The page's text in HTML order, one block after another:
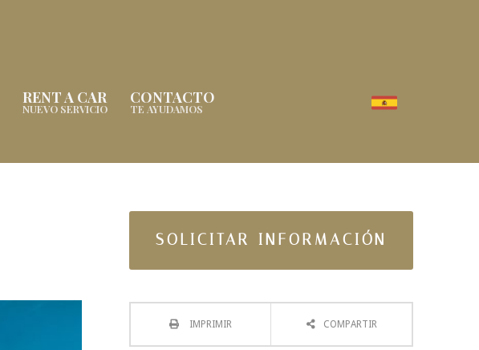
RENT A CAR
NUEVO SERVICIO
CONTACTO
TE AYUDAMOS
SOLICITAR INFORMACIÓN
IMPRIMIR COMPARTIR